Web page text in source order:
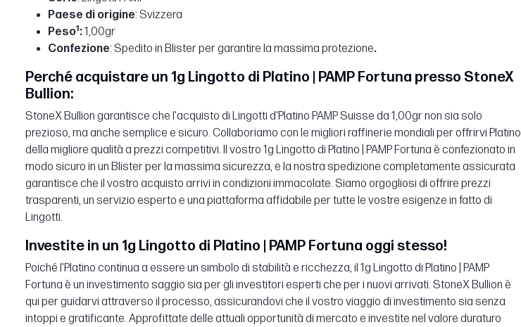
Paese di origine: Svizzera
Peso1:1,00gr
Confezione: Spedito in Blister per garantire la massima protezione.
Perché acquistare un 1g Lingotto di Platino | PAMP Fortuna presso StoneX
Bullion:
StoneX Bullion garantisce che l'acquisto di Lingotti d'Platino PAMP Suisse da 1,00gr non sia solo
prezioso, ma anche semplice e sicuro. Collaboriamo con le migliori raffinerie mondiali per offrirvi Platino
della migliore qualità a prezzi competitivi. Il vostro 1g Lingotto di Platino | PAMP Fortuna è confezionato in
modo sicuro in un Blister per la massima sicurezza, e la nostra spedizione completamente assicurata
garantisce che il vostro acquisto arrivi in condizioni immacolate. Siamo orgogliosi di offrire prezzi
trasparenti, un servizio esperto e una piattaforma affidabile per tutte le vostre esigenze in fatto di
Lingotti.
Investite in un 1g Lingotto di Platino | PAMP Fortuna oggi stesso!
Poiché l'Platino continua a essere un simbolo di stabilità e ricchezza, il 1g Lingotto di Platino | PAMP
Fortuna è un investimento saggio sia per gli investitori esperti che per i nuovi arrivati. StoneX Bullion è
qui per guidarvi attraverso il processo, assicurandovi che il vostro viaggio di investimento sia senza
intoppi e gratificante. Approfittate delle attuali opportunità di mercato e investite nel valore duraturo